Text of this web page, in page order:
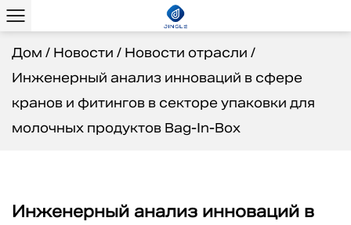
Дом / Новости / Новости отрасли /
Инженерный анализ инноваций в сфере
кранов и фитингов в секторе упаковки для
молочных продуктов Bag-In-Box
Инженерный анализ инноваций в